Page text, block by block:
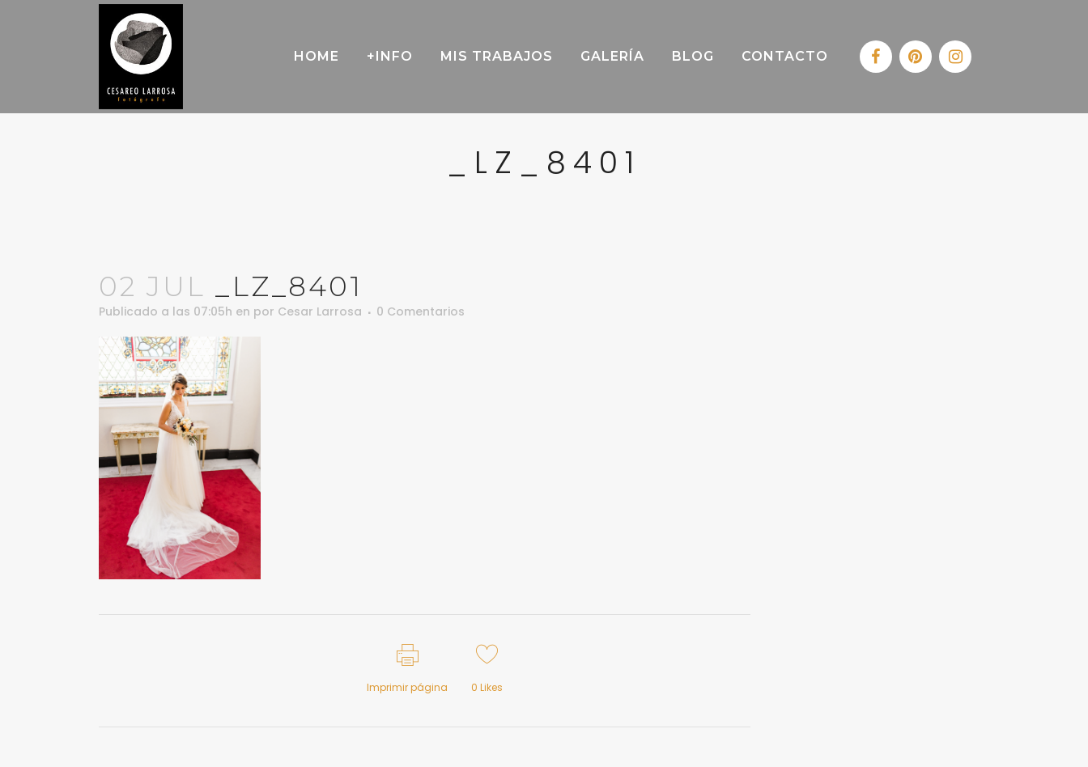
HOME +INFO MIS TRABAJOS GALERÍA BLOG CONTACTO
_LZ_8401
02 JUL _LZ_8401
Publicado a las 07:05h en por Cesar Larrosa 0 Comentarios
Imprimir página 0 Likes